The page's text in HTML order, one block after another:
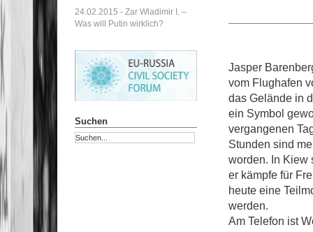
Jasper
vom Flughafen
das Gelände in
ein Symbol
vergangenen
Stunden sind
worden. In Kiew
er kämpfe für
heute eine
werden.
Am Telefon ist
24.02.2015 - Zar Wladimir I. –
Was will Putin wirklich?
Suchen